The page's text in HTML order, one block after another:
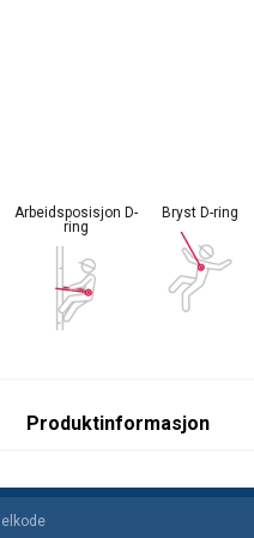
Arbeidsposisjon D-
ring
Bryst D-ring
Produktinformasjon